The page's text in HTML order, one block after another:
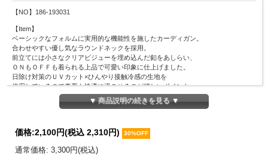
【NO】186-193031
【Item】
ベーシックなフォルムに実用的な機能性を施したカーディガン。
合わせやすい優し気なラウンドネックを採用。
前立てには小さなクリアビジューを埋め込んだ釦をあしらい、
ＯＮもＯＦＦも着られる上品で可愛い印象に仕上げました。
日除け対策のＵＶカット×ひんやり接触冷感の生地を
使用しているので真夏も快適に過ごせるのが嬉しいポイント♪
そのままサッと羽織るのはもちろん、
釦を全て閉じてプルオーバーとして着こなすのもオススメです◎
レーヨン62％、ポリエステル30％、ナイロン8％
【Detail】
▼ 商品説明の続きを見る ▼
価格:2,100円(税込 2,310円) 30%OFF
通常価格: 3,300円(税込)